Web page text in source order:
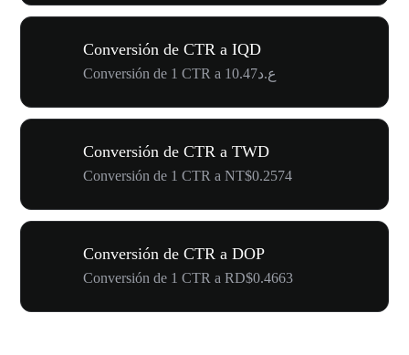
Conversión de CTR a IQD
Conversión de 1 CTR a ع.د10.47
Conversión de CTR a TWD
Conversión de 1 CTR a NT$0.2574
Conversión de CTR a DOP
Conversión de 1 CTR a RD$0.4663